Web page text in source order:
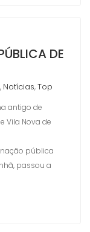
DE
, Notícias,Top
antigo de
Vila Nova de
pública
passou a